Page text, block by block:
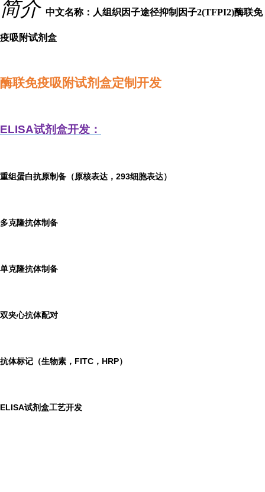
简介 中文名称：人组织因子途径抑制因子2(TFPI2)酶联免
疫吸附试剂盒
酶联免疫吸附试剂盒定制开发
ELISA试剂盒开发：
重组蛋白抗原制备（原核表达，293细胞表达）
多克隆抗体制备
单克隆抗体制备
双夹心抗体配对
抗体标记（生物素，FITC，HRP）
ELISA试剂盒工艺开发